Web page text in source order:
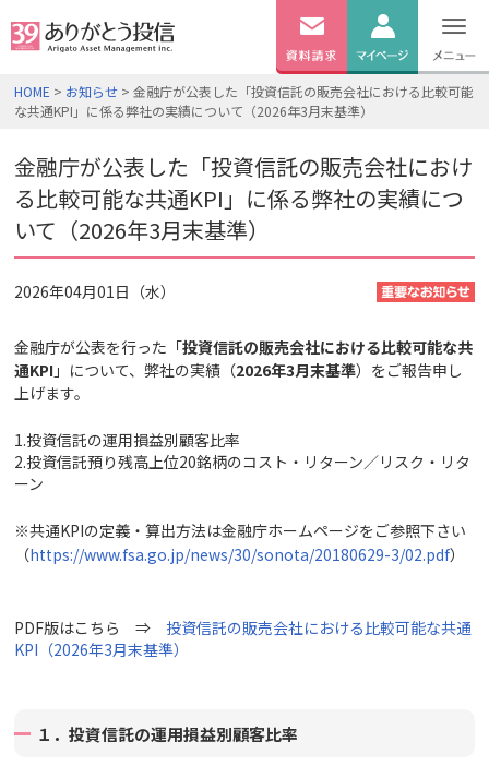
無料資料
請求
ログイン
HOME > お知らせ > 金融庁が公表した「投資信託の販売会社における比較可能
な共通KPI」に係る弊社の実績について（2026年3月末基準）
金融庁が公表した「投資信託の販売会社におけ
る比較可能な共通KPI」に係る弊社の実績につ
いて（2026年3月末基準）
2026年04月01日（水）
金融庁が公表を行った「投資信託の販売会社における比較可能な共
通KPI 」について、弊社の実績（2026年3月末基準）をご報告申し
上げます。
1.投資信託の運用損益別顧客比率
2.投資信託預り残高上位20銘柄のコスト・リターン／リスク・リタ
ーン
※共通KPIの定義・算出方法は金融庁ホームページをご参照下さい
（https://www.fsa.go.jp/news/30/sonota/20180629-3/02.pdf）
PDF版はこちら ⇒ 投資信託の販売会社における比較可能な共通
KPI（2026年3月末基準）
１．投資信託の運用損益別顧客比率